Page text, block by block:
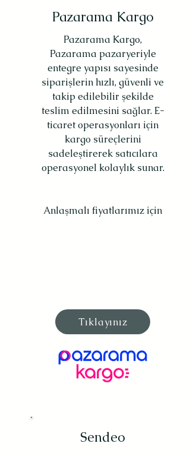
Pazarama Kargo
Pazarama Kargo,
Pazarama pazaryeriyle
entegre yapısı sayesinde
siparişlerin hızlı, güvenli ve
takip edilebilir şekilde
teslim edilmesini sağlar. E-
ticaret operasyonları için
kargo süreçlerini
sadeleştirerek satıcılara
operasyonel kolaylık sunar.
​​​Anlaşmalı fiyatlarımız için​​
Tıklayınız
Sendeo